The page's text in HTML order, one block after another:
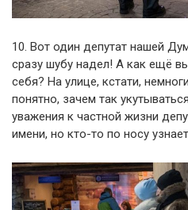
10. Вот один депутат нашей
сразу шубу надел! А как ещё
себя? На улице, кстати,
понятно, зачем так
уважения к частной жизни
имени, но кто-то по носу узнает.